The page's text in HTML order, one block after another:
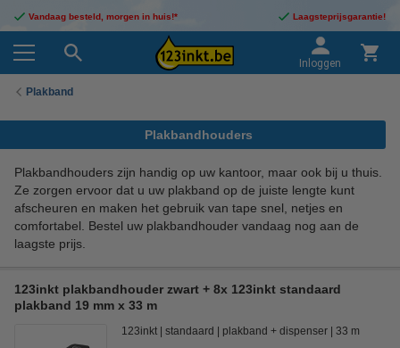
Vandaag besteld, morgen in huis!* Laagsteprijsgarantie!
Inloggen
Plakband
Plakbandhouders
Plakbandhouders zijn handig op uw kantoor, maar ook bij u thuis.
Ze zorgen ervoor dat u uw plakband op de juiste lengte kunt
afscheuren en maken het gebruik van tape snel, netjes en
comfortabel. Bestel uw plakbandhouder vandaag nog aan de
laagste prijs.
123inkt plakbandhouder zwart + 8x 123inkt standaard
plakband 19 mm x 33 m
123inkt standaard plakband + dispenser 33 m